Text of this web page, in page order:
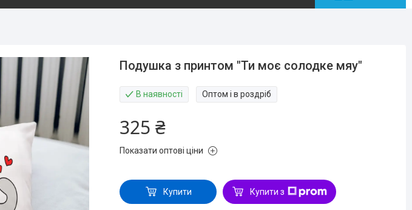
Подушка з принтом "Ти моє солодке мяу"
В наявності Оптом і в роздріб
325 ₴
Показати оптові ціни
Купити Купити з